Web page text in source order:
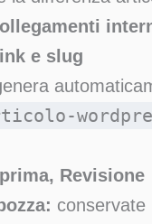
e slug
Revisione
conservate